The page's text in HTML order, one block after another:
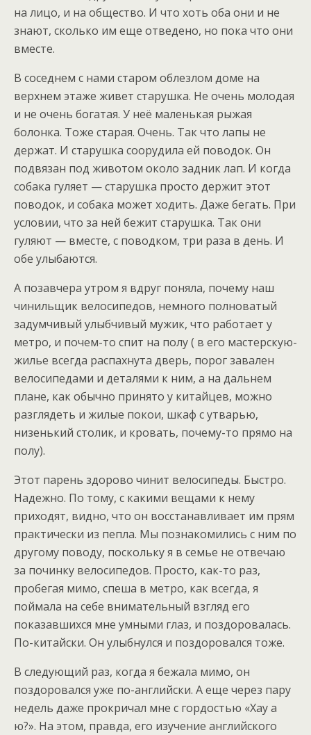
на лицо, и на общество. И что хоть оба они и не
знают, сколько им еще отведено, но пока что они
вместе.
В соседнем с нами старом облезлом доме на
верхнем этаже живет старушка. Не очень молодая
и не очень богатая. У неё маленькая рыжая
болонка. Тоже старая. Очень. Так что лапы не
держат. И старушка соорудила ей поводок. Он
подвязан под животом около задник лап. И когда
собака гуляет — старушка просто держит этот
поводок, и собака может ходить. Даже бегать. При
условии, что за ней бежит старушка. Так они
гуляют — вместе, с поводком, три раза в день. И
обе улыбаются.
А позавчера утром я вдруг поняла, почему наш
чинильщик велосипедов, немного полноватый
задумчивый улыбчивый мужик, что работает у
метро, и почем-то спит на полу ( в его мастерскую-
жилье всегда распахнута дверь, порог завален
велосипедами и деталями к ним, а на дальнем
плане, как обычно принято у китайцев, можно
разглядеть и жилые покои, шкаф с утварью,
низенький столик, и кровать, почему-то прямо на
полу).
Этот парень здорово чинит велосипеды. Быстро.
Надежно. По тому, с какими вещами к нему
приходят, видно, что он восстанавливает им прям
практически из пепла. Мы познакомились с ним по
другому поводу, поскольку я в семье не отвечаю
за починку велосипедов. Просто, как-то раз,
пробегая мимо, спеша в метро, как всегда, я
поймала на себе внимательный взгляд его
показавшихся мне умными глаз, и поздоровалась.
По-китайски. Он улыбнулся и поздоровался тоже.
В следующий раз, когда я бежала мимо, он
поздоровался уже по-английски. А еще через пару
недель даже прокричал мне с гордостью «Хау а
ю?». На этом, правда, его изучение английского